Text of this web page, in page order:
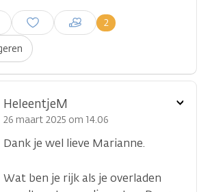
2
om een reactie te
HeleentjeM
26 maart 2025 om 14.06
Dank je wel lieve Marianne.
Wat ben je rijk als je overladen
Toon